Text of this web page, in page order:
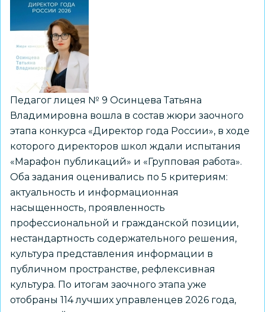
инклюзивная
школа
России
2026»
Педагог лицея № 9 Осинцева Татьяна
Владимировна вошла в состав жюри заочного
этапа конкурса «Директор года России», в ходе
которого директоров школ ждали испытания
«Марафон публикаций» и «Групповая работа».
Оба задания оценивались по 5 критериям:
актуальность и информационная
насыщенность, проявленность
профессиональной и гражданской позиции,
нестандартность содержательного решения,
культура представления информации в
публичном пространстве, рефлексивная
культура. По итогам заочного этапа уже
отобраны 114 лучших управленцев 2026 года,